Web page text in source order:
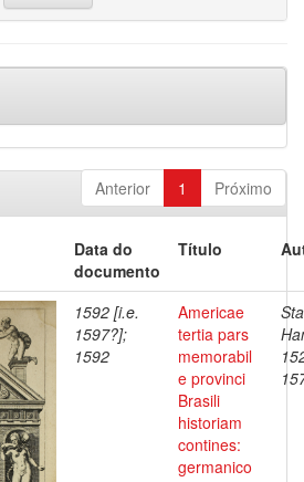
Anterior 1 Próximo
Data do
documento
Título
1592 [i.e.
1597?];
1592
Americae
tertia pars
memorabil
e provinci
Brasili
historiam
contines:
germanico